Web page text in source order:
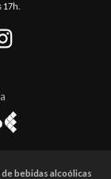
bebidas alcoólicas